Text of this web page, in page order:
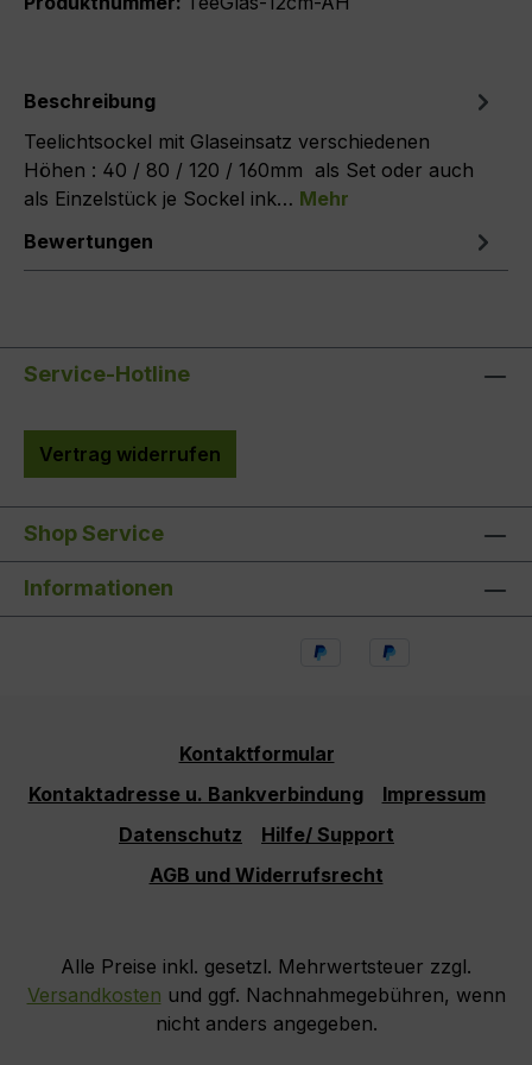
Beschreibung
Teelichtsockel mit Glaseinsatz verschiedenen
Höhen : 40 / 80 / 120 / 160mm als Set oder auch
als Einzelstück je Sockel ink… Mehr
Bewertungen
Service-Hotline
Vertrag widerrufen
Shop Service
Informationen
Kontaktformular
Kontaktadresse u. Bankverbindung
Impressum
Datenschutz
Hilfe/ Support
AGB und Widerrufsrecht
Alle Preise inkl. gesetzl. Mehrwertsteuer zzgl.
Versandkosten und ggf. Nachnahmegebühren, wenn
nicht anders angegeben.